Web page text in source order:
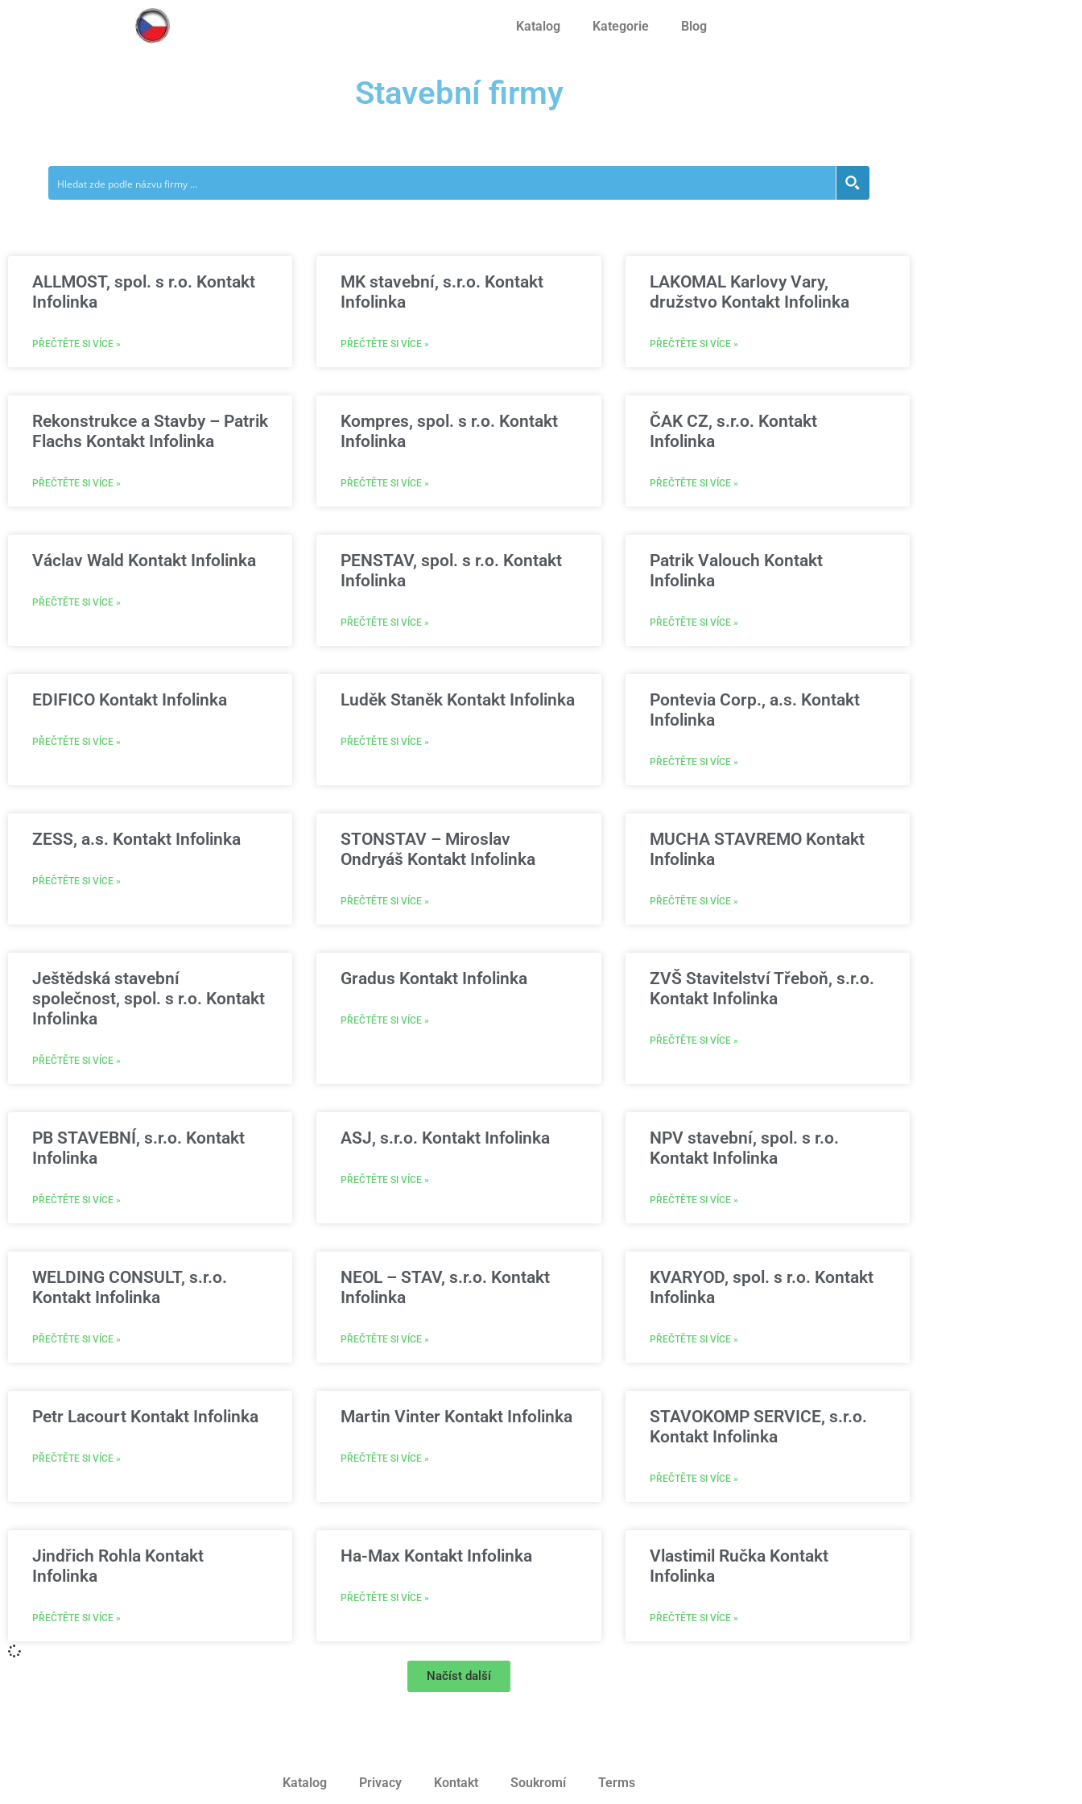
Katalog Kategorie Blog
Stavební firmy
ALLMOST, spol. s r.o. Kontakt
Infolinka
PŘEČTĚTE SI VÍCE »
MK stavební, s.r.o. Kontakt
Infolinka
PŘEČTĚTE SI VÍCE »
LAKOMAL Karlovy Vary,
družstvo Kontakt Infolinka
PŘEČTĚTE SI VÍCE »
Rekonstrukce a Stavby – Patrik
Flachs Kontakt Infolinka
PŘEČTĚTE SI VÍCE »
Kompres, spol. s r.o. Kontakt
Infolinka
PŘEČTĚTE SI VÍCE »
ČAK CZ, s.r.o. Kontakt
Infolinka
PŘEČTĚTE SI VÍCE »
Václav Wald Kontakt Infolinka
PŘEČTĚTE SI VÍCE »
PENSTAV, spol. s r.o. Kontakt
Infolinka
PŘEČTĚTE SI VÍCE »
Patrik Valouch Kontakt
Infolinka
PŘEČTĚTE SI VÍCE »
EDIFICO Kontakt Infolinka
PŘEČTĚTE SI VÍCE »
Luděk Staněk Kontakt Infolinka
PŘEČTĚTE SI VÍCE »
Pontevia Corp., a.s. Kontakt
Infolinka
PŘEČTĚTE SI VÍCE »
ZESS, a.s. Kontakt Infolinka
PŘEČTĚTE SI VÍCE »
STONSTAV – Miroslav
Ondryáš Kontakt Infolinka
PŘEČTĚTE SI VÍCE »
MUCHA STAVREMO Kontakt
Infolinka
PŘEČTĚTE SI VÍCE »
Ještědská stavební
společnost, spol. s r.o. Kontakt
Infolinka
PŘEČTĚTE SI VÍCE »
Gradus Kontakt Infolinka
PŘEČTĚTE SI VÍCE »
ZVŠ Stavitelství Třeboň, s.r.o.
Kontakt Infolinka
PŘEČTĚTE SI VÍCE »
PB STAVEBNÍ, s.r.o. Kontakt
Infolinka
PŘEČTĚTE SI VÍCE »
ASJ, s.r.o. Kontakt Infolinka
PŘEČTĚTE SI VÍCE »
NPV stavební, spol. s r.o.
Kontakt Infolinka
PŘEČTĚTE SI VÍCE »
WELDING CONSULT, s.r.o.
Kontakt Infolinka
PŘEČTĚTE SI VÍCE »
NEOL – STAV, s.r.o. Kontakt
Infolinka
PŘEČTĚTE SI VÍCE »
KVARYOD, spol. s r.o. Kontakt
Infolinka
PŘEČTĚTE SI VÍCE »
Petr Lacourt Kontakt Infolinka
PŘEČTĚTE SI VÍCE »
Martin Vinter Kontakt Infolinka
PŘEČTĚTE SI VÍCE »
STAVOKOMP SERVICE, s.r.o.
Kontakt Infolinka
PŘEČTĚTE SI VÍCE »
Jindřich Rohla Kontakt
Infolinka
PŘEČTĚTE SI VÍCE »
Ha-Max Kontakt Infolinka
PŘEČTĚTE SI VÍCE »
Vlastimil Ručka Kontakt
Infolinka
PŘEČTĚTE SI VÍCE »
Načíst další
Katalog Privacy Kontakt Soukromí Terms